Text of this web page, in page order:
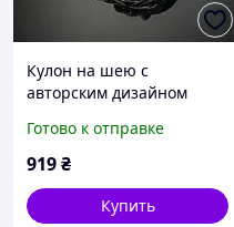
Кулон на шею с
авторским дизайном
скандинавском стиле
Готово к отправке
919₴
Купить